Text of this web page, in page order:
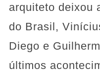
arquiteto deixou
do Brasil,
Diego e
últimos